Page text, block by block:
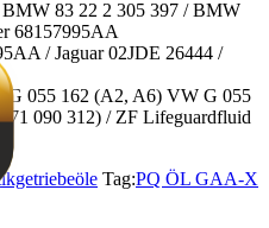
83 22 2 305 397 / BMW
68157995AA
/ Jaguar 02JDE 26444 /
055 162 (A2, A6) VW G 055
090 312) / ZF Lifeguardfluid
Tag:PQ ÖL GAA-X